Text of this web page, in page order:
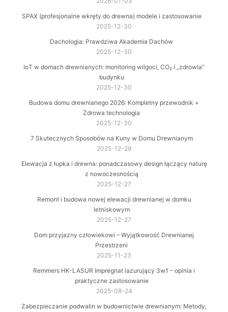
SPAX (profesjonalne wkręty do drewna) modele i zastosowanie
2025-12-30
Dachologia: Prawdziwa Akademia Dachów
2025-12-30
IoT w domach drewnianych: monitoring wilgoci, CO₂ i „zdrowia”
budynku
2025-12-30
Budowa domu drewnianego 2026: Kompletny przewodnik +
Zdrowa technologia
2025-12-30
7 Skutecznych Sposobów na Kuny w Domu Drewnianym
2025-12-29
Elewacja z łupka i drewna: ponadczasowy design łączący naturę
z nowoczesnością
2025-12-27
Remont i budowa nowej elewacji drewnianej w domku
letniskowym
2025-12-27
Dom przyjazny człowiekowi – Wyjątkowość Drewnianej
Przestrzeni
2025-11-23
Remmers HK-LASUR Impregnat lazurujący 3w1 – opinia i
praktyczne zastosowanie
2025-08-24
Zabezpieczanie podwalin w budownictwie drewnianym: Metody,